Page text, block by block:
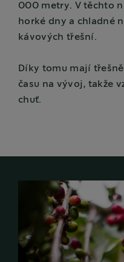
000 metry. V těchto
horké dny a chladné
kávových třešní.
Díky tomu mají
času na vývoj, takže
chuť.